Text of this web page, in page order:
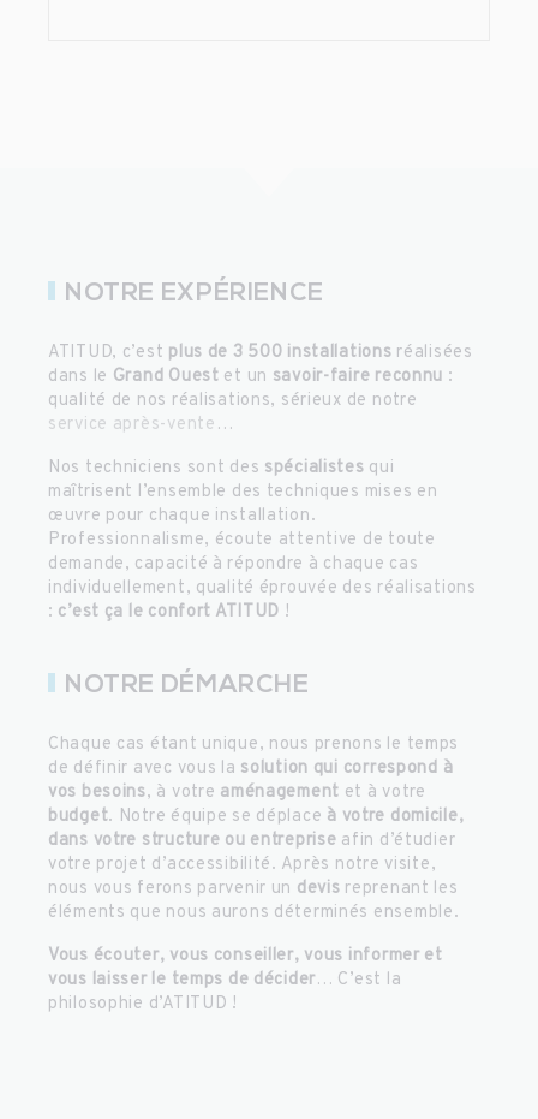
NOTRE EXPÉRIENCE
ATITUD, c’est plus de 3 500 installations réalisées
dans le Grand Ouest et un savoir-faire reconnu :
qualité de nos réalisations, sérieux de notre
service après-vente …
Nos techniciens sont des spécialistes qui
maîtrisent l’ensemble des techniques mises en
œuvre pour chaque installation.
Professionnalisme, écoute attentive de toute
demande, capacité à répondre à chaque cas
individuellement, qualité éprouvée des réalisations
: c’est ça le confort ATITUD !
NOTRE DÉMARCHE
Chaque cas étant unique, nous prenons le temps
de définir avec vous la solution qui correspond à
vos besoins, à votre aménagement et à votre
budget. Notre équipe se déplace à votre domicile,
dans votre structure ou entreprise afin d’étudier
votre projet d’accessibilité. Après notre visite,
nous vous ferons parvenir un devis reprenant les
éléments que nous aurons déterminés ensemble.
Vous écouter, vous conseiller, vous informer et
vous laisser le temps de décider… C’est la
philosophie d’ATITUD !